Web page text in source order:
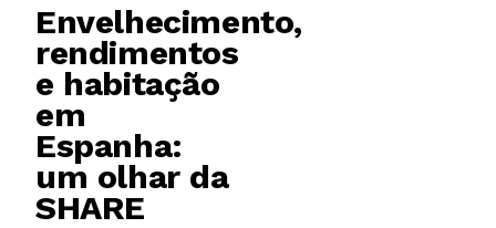
Envelhecimento,
rendimentos
e habitação
em
Espanha:
um olhar da
SHARE